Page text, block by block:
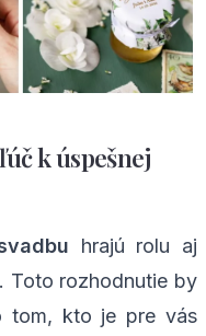
k úspešnej
hrajú rolu aj
. Toto rozhodnutie by
tom, kto je pre vás